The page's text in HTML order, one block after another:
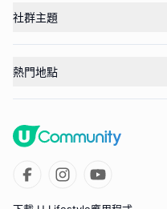
社群主題
熱門地點